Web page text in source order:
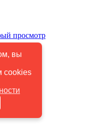
вы
cookies
просмотр